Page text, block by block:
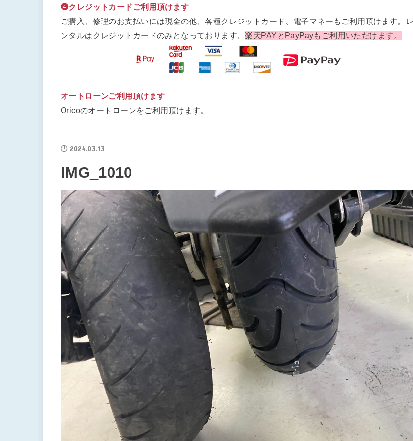
❹クレジットカードご利用頂けます
ご購入、修理のお支払いには現金の他、各種クレジットカード、電子マネーもご利用頂けます。レ
ンタルはクレジットカードのみとなっております。楽天PAYとPayPayもご利用いただけます。
オートローンご利用頂けます
Oricoのオートローンをご利用頂けます。
2024.03.13
IMG_1010